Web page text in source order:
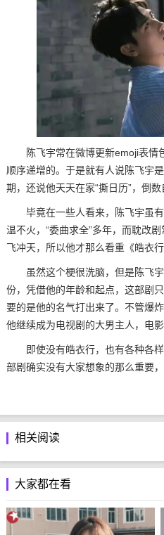
陈飞宇常在微博更新emoji表情
顺序递增的。于是就有人说陈飞宇
期，还说他天天在家“撕日历”，倒
毕竟在一些人看来，陈飞宇虽
温不火，“委曲求全”多年，而耽改
飞冲天，所以他才那么看重《皓衣行
虽然这个梗很洗脑，但是陈飞
份，凭借他的年龄和起点，这部剧
要的是他的名气打出来了。不管爆
他继续成为电视剧的大男主人，电
即使没有皓衣行，也有各种各
部剧确实没有大家想象的那么重要
相关阅读
大家都在看